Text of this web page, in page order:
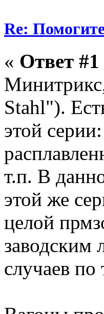
Re:
« Ответ #1
Stahl").
этой
т.п. В
этой же
целой
заводским
случаев по